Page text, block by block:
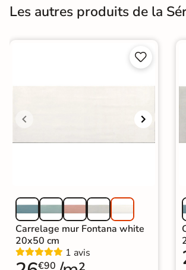
Les autres produits de la


Carrelage mur Fontana white
20x50 cm
1 avis
€90